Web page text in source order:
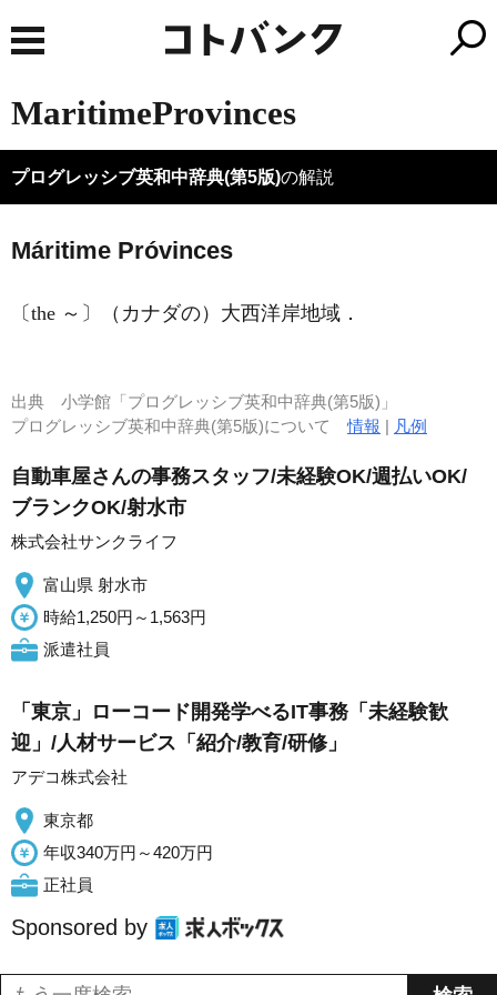
MaritimeProvinces
プログレッシブ英和中辞典(第5版)の解説
Máritime Próvinces
〔the ～〕（カナダの）大西洋岸地域 ．
出典 小学館「プログレッシブ英和中辞典(第5版)」
プログレッシブ英和中辞典(第5版)について情報 | 凡例
自動車屋さんの事務スタッフ/未経験OK/週払いOK/
ブランクOK/射水市
株式会社サンクライフ
富山県 射水市
時給1,250円～1,563円
派遣社員
「東京」ローコード開発学べるIT事務「未経験歓
迎」/人材サービス「紹介/教育/研修」
アデコ株式会社
東京都
年収340万円～420万円
正社員
Sponsored by